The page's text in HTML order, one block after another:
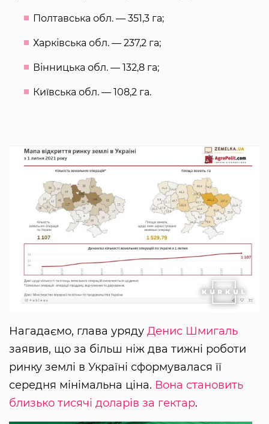
Полтавська обл. — 351,3 га;
Харківська обл. — 237,2 га;
Вінницька обл. — 132,8 га;
Київська обл. — 108,2 га.
Нагадаємо, глава уряду Денис Шмигаль
заявив, що за більш ніж два тижні роботи
ринку землі в Україні сформувалася її
середня мінімальна ціна. Вона становить
близько тисячі доларів за гектар.